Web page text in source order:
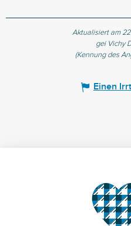
Aktualisiert am 22
gei Vichy
(Kennung des
Einen